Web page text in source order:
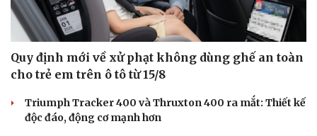
Quy định mới về xử phạt không dùng ghế an toàn
cho trẻ em trên ô tô từ 15/8
Triumph Tracker 400 và Thruxton 400 ra mắt: Thiết kế
độc đáo, động cơ mạnh hơn